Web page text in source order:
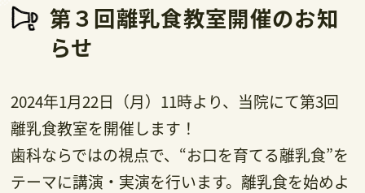
第３回離乳食教室開催のお知
らせ
2024年1月22日（月）11時より、当院にて第3回
離乳食教室を開催します！
歯科ならではの視点で、“お口を育てる離乳食”を
テーマに講演・実演を行います。離乳食を始めよ